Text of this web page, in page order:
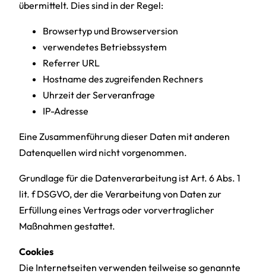
übermittelt. Dies sind in der Regel:
Browsertyp und Browserversion
verwendetes Betriebssystem
Referrer URL
Hostname des zugreifenden Rechners
Uhrzeit der Serveranfrage
IP-Adresse
Eine Zusammenführung dieser Daten mit anderen
Datenquellen wird nicht vorgenommen.
Grundlage für die Datenverarbeitung ist Art. 6 Abs. 1
lit. f DSGVO, der die Verarbeitung von Daten zur
Erfüllung eines Vertrags oder vorvertraglicher
Maßnahmen gestattet.
Cookies
Die Internetseiten verwenden teilweise so genannte